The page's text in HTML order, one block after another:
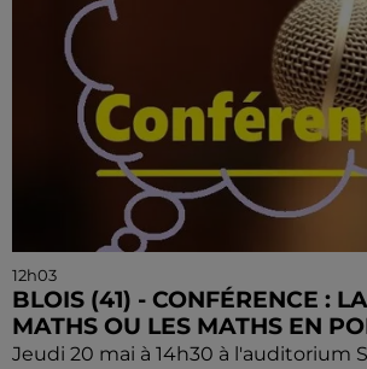
12h03
BLOIS (41) - CONFÉRENCE :
MATHS OU LES MATHS EN
Jeudi 20 mai à 14h30 à l'auditorium